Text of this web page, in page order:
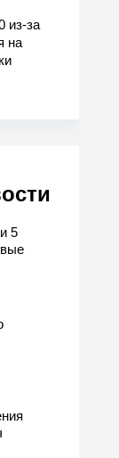
из-за
на
5